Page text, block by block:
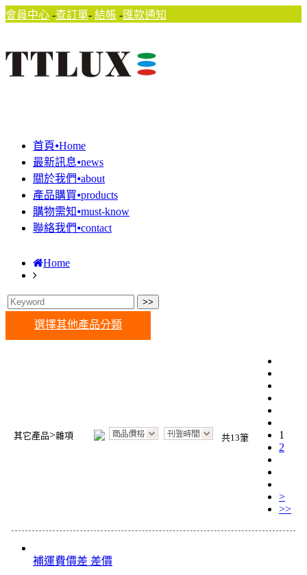
會員中心 -查訂單- 結帳 -匯款通知
首頁⦁Home
最新訊息⦁news
關於我們⦁about
產品購買⦁products
購物需知⦁must-know
聯絡我們⦁contact
Home
選擇其他產品分類
其它產品>雜項 共13筆
1
2
>
>>
補運費價差 差價